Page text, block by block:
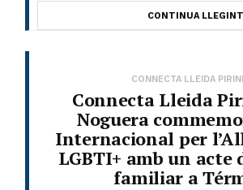
CONTINUA LLEGINT
CONNECTA LLEIDA
Connecta Lleida
Noguera
Internacional per
LGBTI+ amb un acte
familiar a